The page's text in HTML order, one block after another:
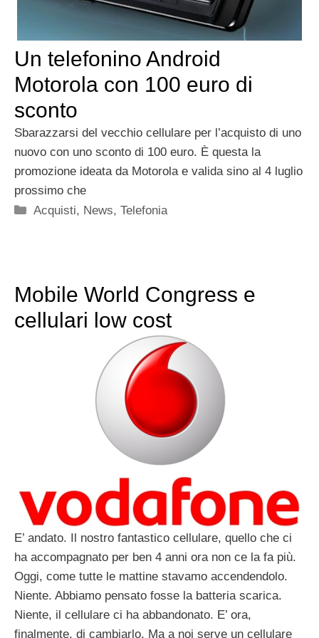
Un telefonino Android
Motorola con 100 euro di
sconto
Sbarazzarsi del vecchio cellulare per l’acquisto di uno
nuovo con uno sconto di 100 euro. È questa la
promozione ideata da Motorola e valida sino al 4 luglio
prossimo che
Categorie
Acquisti, News,Telefonia
Mobile World Congress e
cellulari low cost
E’ andato. Il nostro fantastico cellulare, quello che ci
ha accompagnato per ben 4 anni ora non ce la fa più.
Oggi, come tutte le mattine stavamo accendendolo.
Niente. Abbiamo pensato fosse la batteria scarica.
Niente, il cellulare ci ha abbandonato. E’ ora,
finalmente, di cambiarlo. Ma a noi serve un cellulare